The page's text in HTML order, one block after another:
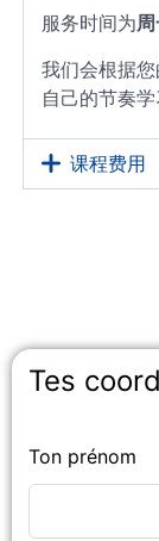
服务时间为
我们会根据
自己的节奏学
课程费用
Tes
Ton prénom